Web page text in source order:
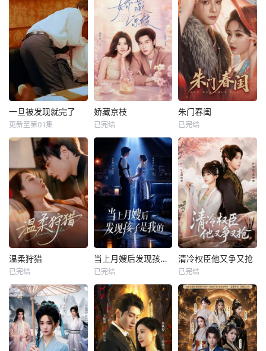
一旦被发现就完了
更新至第01集
娇藏京枝
已完结
朱门春闺
已完结
温柔狩猎
已完结
当上月嫂后发现孩子是我的
已完结
清冷权臣他又争又抢
已完结